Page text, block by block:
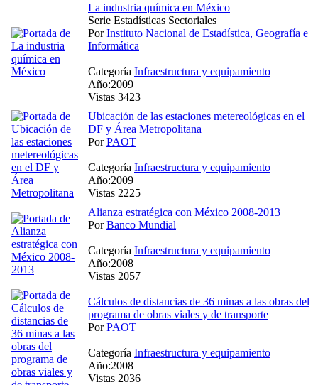
La industria química en México
Serie Estadísticas Sectoriales
PorInstituto Nacional de Estadística, Geografía e
Informática
Categoría Infraestructura y equipamiento
Año:2009
Vistas 3423
Ubicación de las estaciones metereológicas en el
DF y Área Metropolitana
PorPAOT
Categoría Infraestructura y equipamiento
Año:2009
Vistas 2225
Alianza estratégica con México 2008-2013
PorBanco Mundial
Categoría Infraestructura y equipamiento
Año:2008
Vistas 2057
Cálculos de distancias de 36 minas a las obras del
programa de obras viales y de transporte
PorPAOT
Categoría Infraestructura y equipamiento
Año:2008
Vistas 2036